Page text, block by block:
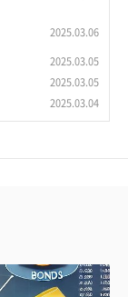
2025.03.06
2025.03.05
2025.03.05
2025.03.04